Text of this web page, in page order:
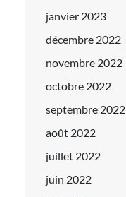
janvier 2023
décembre 2022
novembre 2022
octobre 2022
septembre 2022
août 2022
juillet 2022
juin 2022